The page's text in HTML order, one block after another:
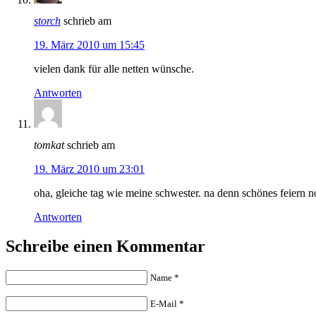
storch schrieb am
19. März 2010 um 15:45
vielen dank für alle netten wünsche.
Antworten
tomkat schrieb am
19. März 2010 um 23:01
oha, gleiche tag wie meine schwester. na denn schönes feiern
Antworten
Schreibe einen Kommentar
Name *
E-Mail *